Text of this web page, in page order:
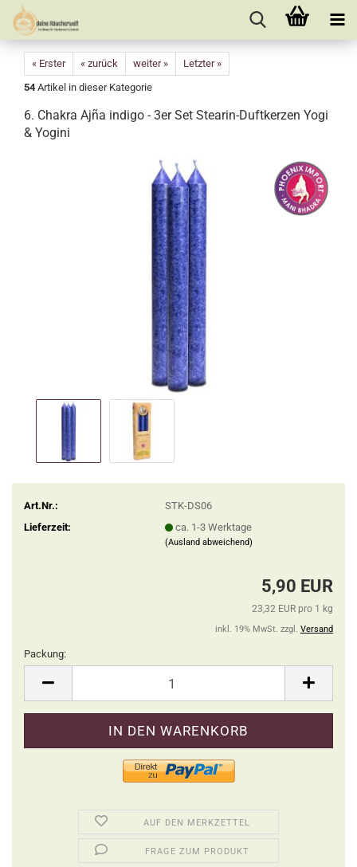
« Erster « zurück weiter »
Letzter »
54 Artikel in dieser Kategorie
6. Chakra Ajña indigo - 3er Set Stearin-Duftkerzen Yogi
& Yogini
Art.Nr.:
STK-DS06
Lieferzeit:
ca. 1-3 Werktage
(Ausland abweichend)
5,90 EUR
23,32 EUR pro 1 kg
inkl. 19% MwSt. zzgl. Versand
Packung:
AUF DEN MERKZETTEL
FRAGE ZUM PRODUKT